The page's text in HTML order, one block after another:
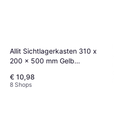
Allit Sichtlagerkasten 310 x
200 x 500 mm Gelb
€ 10,98
8 Shops